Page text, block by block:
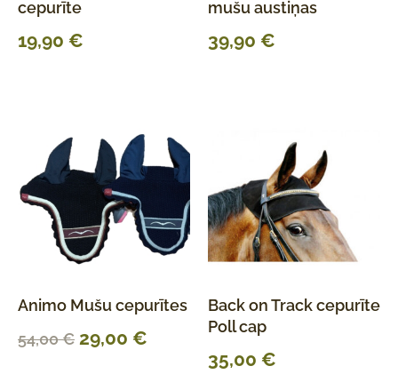
cepurīte
19,90 €
mušu austiņas
39,90 €
Animo Mušu cepurītes
54,00€ 29,00 €
Back on Track cepurīte
Poll cap
35,00 €